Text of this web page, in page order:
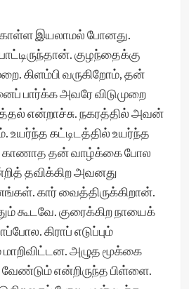
இயலாமல் போனது.
குழந்தைக்கு
கிளம்பி வருகிறோம், தன்
பார்க்க அவரே விடுமுறை
என்றாச்சு. நகரத்தில் அவன்
உயர்ந்த கட்டிடத்தில் உயர்ந்த
காணாத தன் வாழ்க்கை போல
தவிக்கிற அவனது
கார் வைத்திருக்கிறான்.
கூடவே. குரைக்கிற நாயைக்
கிராப் எடுப்பும்
அழுத மூக்கை
என்றிருந்த பிள்ளை.